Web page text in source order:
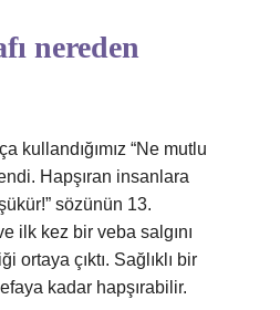
nereden
kullandığımız “Ne mutlu
Hapşıran insanlara
sözünün 13.
ilk kez bir veba salgını
ortaya çıktı. Sağlıklı bir
kadar hapşırabilir.